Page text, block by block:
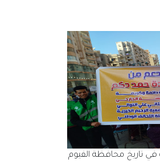
حمد دكم وشراكة مؤسسة الجارحي وللعام